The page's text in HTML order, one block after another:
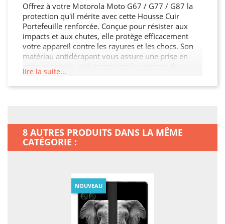
Offrez à votre Motorola Moto G67 / G77 / G87 la
protection qu'il mérite avec cette Housse Cuir
Portefeuille renforcée. Conçue pour résister aux
impacts et aux chutes, elle protège efficacement
votre appareil contre les rayures et les chocs. Son
matériau antidérapant vous assure une prise en
glissement. Avec son design élégant et ses
découpes précises, cette Housse Cuir Portefeuille
G87.
lire la suite...
8 AUTRES PRODUITS DANS LA MÊME
CATÉGORIE :
NOUVEAU